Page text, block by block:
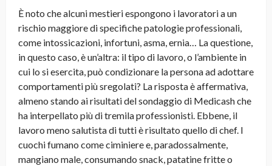
È noto che alcuni mestieri espongono i lavoratori a un
rischio maggiore di specifiche patologie professionali,
come intossicazioni, infortuni, asma, ernia… La questione,
in questo caso, è un’altra: il tipo di lavoro, o l’ambiente in
cui lo si esercita, può condizionare la persona ad adottare
comportamenti più sregolati? La risposta è affermativa,
almeno stando ai risultati del sondaggio di Medicash che
ha interpellato più di tremila professionisti. Ebbene, il
lavoro meno salutista di tutti è risultato quello di chef. I
cuochi fumano come ciminiere e, paradossalmente,
mangiano male, consumando snack, patatine fritte o